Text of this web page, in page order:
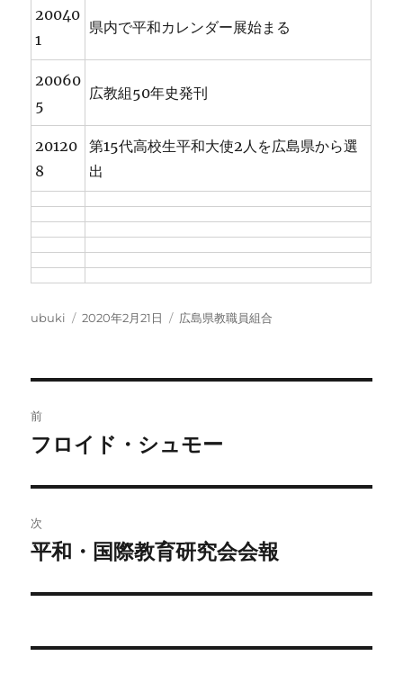
20040
1
県内で平和カレンダー展始まる
20060
5
広教組50年史発刊
20120
8
第15代高校生平和大使2人を広島県から選
出
投
ubuki
投
2020年2月21日
カ
広島県教職員組合
稿
ビ
ゲ
ー
前
前
投
稿:
フロイド・シュモー
次
次
投
平和・国際教育研究会会報